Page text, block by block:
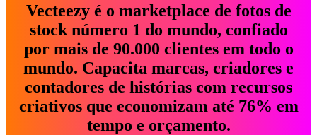
Vecteezy é o marketplace de fotos de
stock número 1 do mundo, confiado
por mais de 90.000 clientes em todo o
mundo. Capacita marcas, criadores e
contadores de histórias com recursos
criativos que economizam até 76% em
tempo e orçamento.